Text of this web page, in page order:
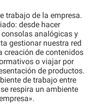
trabajo de la empresa.
desde hacer
analógicas y
gestionar nuestra red
creación de contenidos
o viajar por
de productos.
de trabajo entre
respira un ambiente